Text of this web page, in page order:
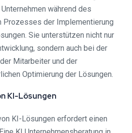
während des
Prozesses der Implementierung
Sie unterstützen nicht nur
sondern auch bei der
Mitarbeiter und der
Optimierung der Lösungen.
KI-Lösungen
KI-Lösungen erfordert einen